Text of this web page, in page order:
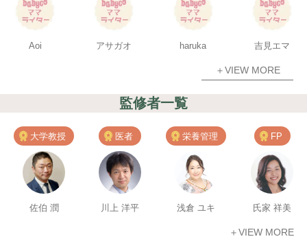
Aoi アサガオ haruka 吉見エマ
＋VIEW MORE
監修者一覧
大学教授
佐伯 潤
医者
川上 洋平
栄養管理
浅倉 ユキ
FP
氏家 祥美
＋VIEW MORE